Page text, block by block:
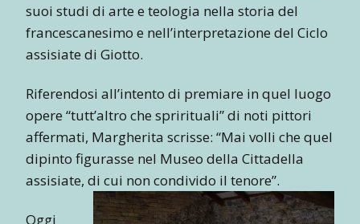
suoi studi di arte e teologia nella storia del
francescanesimo e nell’interpretazione del Ciclo
assisiate di Giotto.
Riferendosi all’intento di premiare in quel luogo
opere “tutt’altro che sprirituali” di noti pittori
affermati, Margherita scrisse: “Mai volli che quel
dipinto figurasse nel Museo della Cittadella
assisiate, di cui non condivido il tenore”.
Oggi